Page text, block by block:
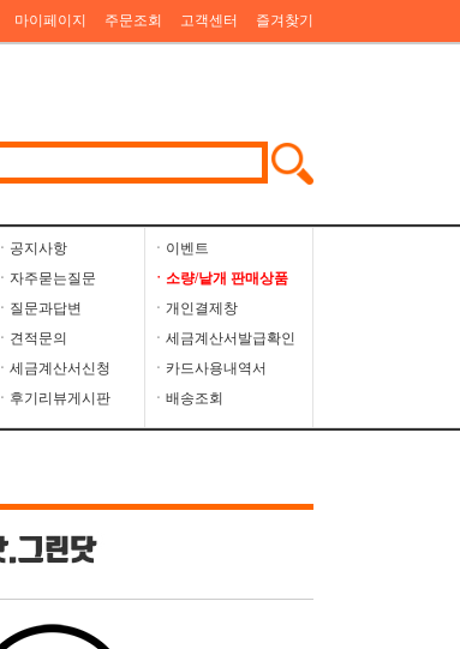
마이페이지 주문조회 고객센터 즐겨찾기
ㆍ공지사항
ㆍ자주묻는질문
ㆍ질문과답변
ㆍ견적문의
ㆍ세금계산서신청
ㆍ후기리뷰게시판
ㆍ이벤트
ㆍ소량/낱개 판매상품
ㆍ개인결제창
ㆍ세금계산서발급확인
ㆍ카드사용내역서
ㆍ배송조회